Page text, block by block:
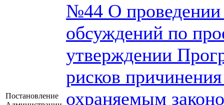
Постановление
№44 О
обсуждений по
утверждении
рисков
охраняемым